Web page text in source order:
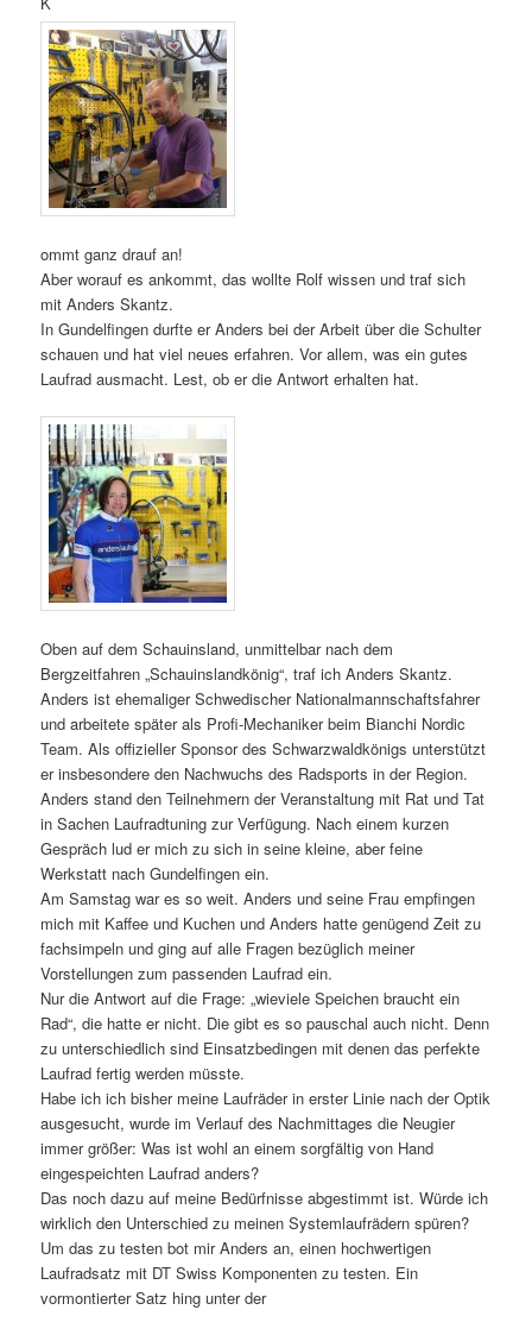
ommt ganz drauf an!
Aber worauf es ankommt, das wollte Rolf wissen und traf sich
mit Anders Skantz.
In Gundelfingen durfte er Anders bei der Arbeit über die Schulter
schauen und hat viel neues erfahren. Vor allem, was ein gutes
Laufrad ausmacht. Lest, ob er die Antwort erhalten hat.
Oben auf dem Schauinsland, unmittelbar nach dem
Bergzeitfahren „Schauinslandkönig“, traf ich Anders Skantz.
Anders ist ehemaliger Schwedischer Nationalmannschaftsfahrer
und arbeitete später als Profi-Mechaniker beim Bianchi Nordic
Team. Als offizieller Sponsor des Schwarzwaldkönigs unterstützt
er insbesondere den Nachwuchs des Radsports in der Region.
Anders stand den Teilnehmern der Veranstaltung mit Rat und Tat
in Sachen Laufradtuning zur Verfügung. Nach einem kurzen
Gespräch lud er mich zu sich in seine kleine, aber feine
Werkstatt nach Gundelfingen ein.
Am Samstag war es so weit. Anders und seine Frau empfingen
mich mit Kaffee und Kuchen und Anders hatte genügend Zeit zu
fachsimpeln und ging auf alle Fragen bezüglich meiner
Vorstellungen zum passenden Laufrad ein.
Nur die Antwort auf die Frage: „wieviele Speichen braucht ein
Rad“, die hatte er nicht. Die gibt es so pauschal auch nicht. Denn
zu unterschiedlich sind Einsatzbedingen mit denen das perfekte
Laufrad fertig werden müsste.
Habe ich ich bisher meine Laufräder in erster Linie nach der Optik
ausgesucht, wurde im Verlauf des Nachmittages die Neugier
immer größer: Was ist wohl an einem sorgfältig von Hand
eingespeichten Laufrad anders?
Das noch dazu auf meine Bedürfnisse abgestimmt ist. Würde ich
wirklich den Unterschied zu meinen Systemlaufrädern spüren?
Um das zu testen bot mir Anders an, einen hochwertigen
Laufradsatz mit DT Swiss Komponenten zu testen. Ein
vormontierter Satz hing unter der